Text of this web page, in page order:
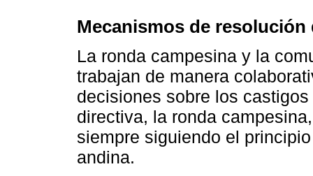
Mecanismos de
La ronda campesina y la
trabajan de manera
decisiones sobre los
directiva, la ronda
siempre siguiendo el
andina.